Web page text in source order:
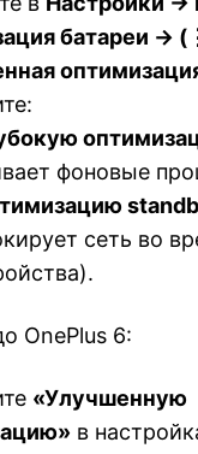
батареи →
фоновые
сеть во
OnePlus 6:
«Улучшенную
в